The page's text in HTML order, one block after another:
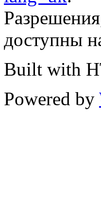
доступны
Built with
Powered by